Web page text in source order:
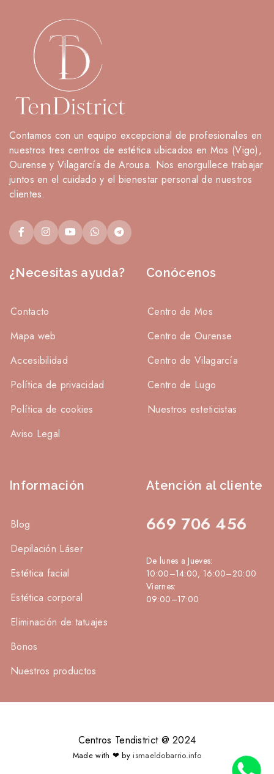
Contamos con un equipo excepcional de profesionales en
nuestros tres centros de estética ubicados en Mos (Vigo),
Ourense y Vilagarcía de Arousa. Nos enorgullece trabajar
juntos en el cuidado y el bienestar personal de nuestros
clientes.
¿Necesitas ayuda?
Contacto
Mapa web
Accesibilidad
Política de privacidad
Política de cookies
Aviso Legal
Conócenos
Centro de Mos
Centro de Ourense
Centro de Vilagarcía
Centro de Lugo
Nuestros esteticistas
Información
Blog
Depilación Láser
Estética facial
Estética corporal
Eliminación de tatuajes
Bonos
Nuestros productos
Atención al cliente
669 706 456
De lunes a Jueves:
10:00–14:00, 16:00–20:00
Viernes:
09:00–17:00
Centros Tendistrict @ 2024
Made with ❤ by ismaeldobarrio.info